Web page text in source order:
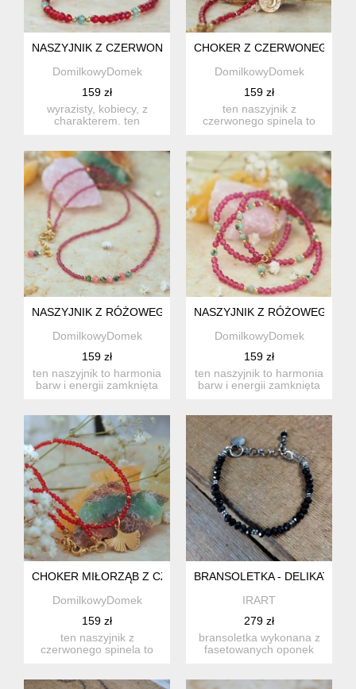
NASZYJNIK Z CZERWONEGO SPINELA I ZIELONEGO
DomilkowyDomek
159 zł
wyrazisty, kobiecy, z
charakterem. ten
CHOKER Z CZERWONEGO
DomilkowyDomek
159 zł
ten naszyjnik z
czerwonego spinela to
NASZYJNIK Z RÓŻOWEGO SPINELA, TURKUSU I JADEITU
DomilkowyDomek
159 zł
ten naszyjnik to harmonia
barw i energii zamknięta
NASZYJNIK Z RÓŻOWEGO
DomilkowyDomek
159 zł
ten naszyjnik to harmonia
barw i energii zamknięta
CHOKER MIŁORZĄB Z CZERWONEGO SPINELA - RĘCZNIE
DomilkowyDomek
159 zł
ten naszyjnik z
czerwonego spinela to
BRANSOLETKA - DELIKATNA
IRART
279 zł
bransoletka wykonana z
fasetowanych oponek